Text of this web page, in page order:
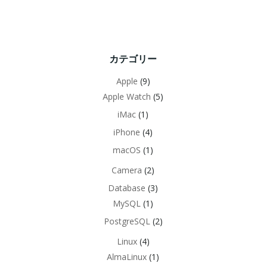
カテゴリー
Apple (9)
Apple Watch (5)
iMac (1)
iPhone (4)
macOS (1)
Camera (2)
Database (3)
MySQL (1)
PostgreSQL (2)
Linux(4)
AlmaLinux (1)